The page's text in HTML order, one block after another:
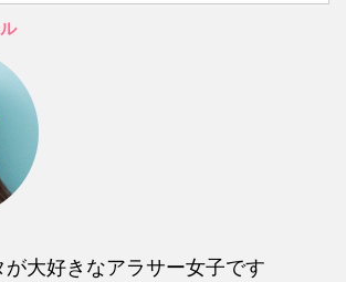
大好きなアラサー女子です